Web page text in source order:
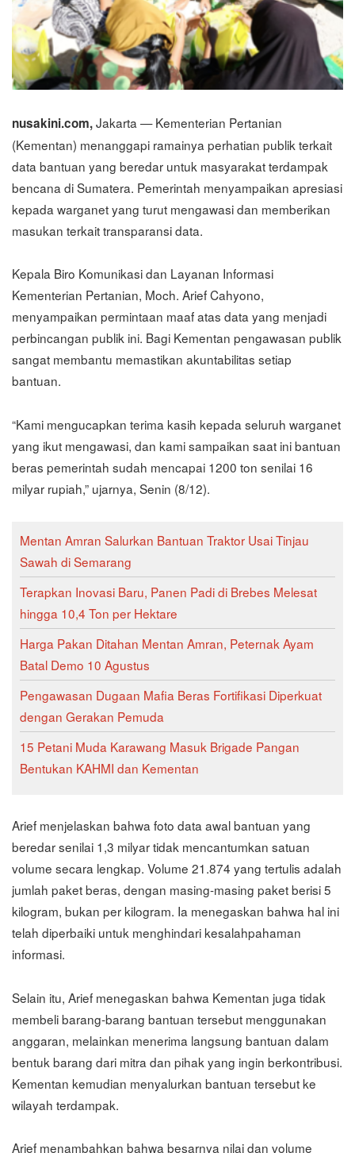
nusakini.com,Jakarta — Kementerian Pertanian
(Kementan) menanggapi ramainya perhatian publik terkait
data bantuan yang beredar untuk masyarakat terdampak
bencana di Sumatera. Pemerintah menyampaikan apresiasi
kepada warganet yang turut mengawasi dan memberikan
masukan terkait transparansi data.
Kepala Biro Komunikasi dan Layanan Informasi
Kementerian Pertanian, Moch. Arief Cahyono,
menyampaikan permintaan maaf atas data yang menjadi
perbincangan publik ini. Bagi Kementan pengawasan publik
sangat membantu memastikan akuntabilitas setiap
bantuan.
“Kami mengucapkan terima kasih kepada seluruh warganet
yang ikut mengawasi, dan kami sampaikan saat ini bantuan
beras pemerintah sudah mencapai 1200 ton senilai 16
milyar rupiah,” ujarnya, Senin (8/12).
Mentan Amran Salurkan Bantuan Traktor Usai Tinjau
Sawah di Semarang
Terapkan Inovasi Baru, Panen Padi di Brebes Melesat
hingga 10,4 Ton per Hektare
Harga Pakan Ditahan Mentan Amran, Peternak Ayam
Batal Demo 10 Agustus
Pengawasan Dugaan Mafia Beras Fortifikasi Diperkuat
dengan Gerakan Pemuda
15 Petani Muda Karawang Masuk Brigade Pangan
Bentukan KAHMI dan Kementan
Arief menjelaskan bahwa foto data awal bantuan yang
beredar senilai 1,3 milyar tidak mencantumkan satuan
volume secara lengkap. Volume 21.874 yang tertulis adalah
jumlah paket beras, dengan masing-masing paket berisi 5
kilogram, bukan per kilogram. Ia menegaskan bahwa hal ini
telah diperbaiki untuk menghindari kesalahpahaman
informasi.
Selain itu, Arief menegaskan bahwa Kementan juga tidak
membeli barang-barang bantuan tersebut menggunakan
anggaran, melainkan menerima langsung bantuan dalam
bentuk barang dari mitra dan pihak yang ingin berkontribusi.
Kementan kemudian menyalurkan bantuan tersebut ke
wilayah terdampak.
Arief menambahkan bahwa besarnya nilai dan volume